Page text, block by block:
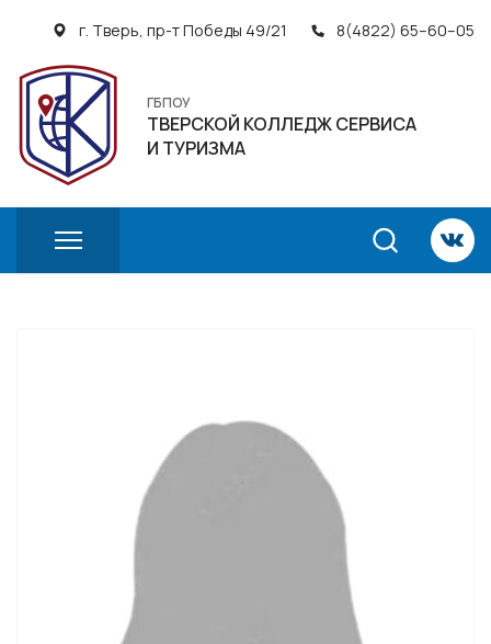
ГБПОУ
ТВЕРСКОЙ КОЛЛЕДЖ СЕРВИСА
И ТУРИЗМА
г. Тверь, пр-т Победы 49/21 8(4822) 65–60–05